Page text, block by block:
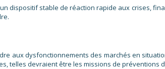
dispositif stable de réaction rapide aux crises,
aux dysfonctionnements des marchés en
telles devraient être les missions de préventions